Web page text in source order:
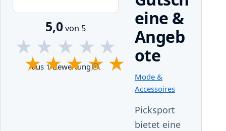
5,0von 5
★
★
★
★
★
★
★
★
★
★
aus 1 Bewertung
eine &
Angeb
ote
Mode &
Accessoires
Picksport
bietet eine